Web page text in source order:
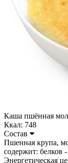
Каша пшённая
Ккал: 748
Состав
Пшенная крупа,
содержит: белков
Энергетическая